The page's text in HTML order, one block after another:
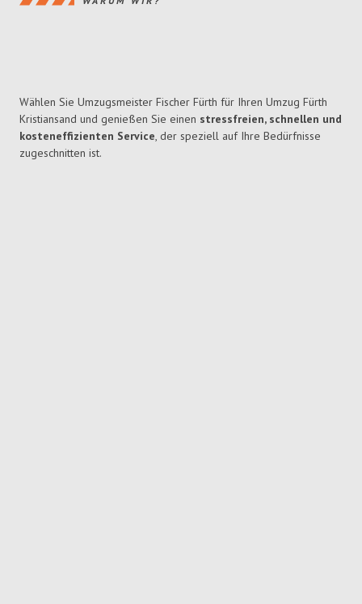
Wählen Sie Umzugsmeister Fischer Fürth für Ihren Umzug Fürth
Kristiansand und genießen Sie einen stressfreien, schnellen und
kosteneffizienten Service, der speziell auf Ihre Bedürfnisse
zugeschnitten ist.